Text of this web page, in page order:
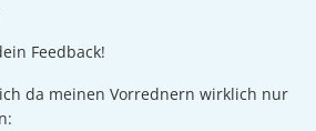
Feedback!
da meinen Vorrednern wirklich nur